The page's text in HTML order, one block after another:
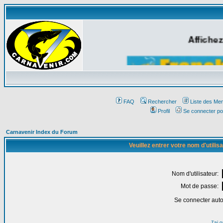
FAQ Rechercher
Liste des
Profil
Se connecter
Carnavenir Index du Forum
Veuillez entrer votre nom
Nom d'utilisateur:
Mot de passe:
Se connecter